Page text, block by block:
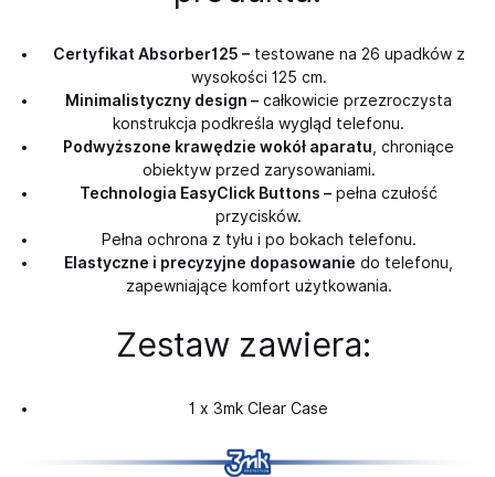
Certyfikat Absorber125 –testowane na 26 upadków z
wysokości 125 cm.
Minimalistyczny design – całkowicie przezroczysta
konstrukcja podkreśla wygląd telefonu.
Podwyższone krawędzie wokół aparatu, chroniące
obiektyw przed zarysowaniami.
Technologia EasyClick Buttons – pełna czułość
przycisków.
Pełna ochrona z tyłu i po bokach telefonu.
Elastyczne i precyzyjne dopasowanie do telefonu,
zapewniające komfort użytkowania.
Zestaw zawiera:
1 x 3mk Clear Case